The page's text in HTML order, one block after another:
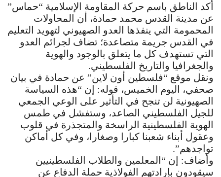
أكد الناطق باسم حركة المقاومة الإسلامية “حماس”
عن مدينة القدس محمد حمادة، أن المحاولات
المحمومة التي ينفذها العدو الصهيوني لتهويد التعليم
في القدس جريمة متصاعدة؛ تضاف لجرائم العدو
التي تستهدف كل ما يتعلق بالوجود والهوية
والجغرافيا والتاريخ الفلسطيني.
ونقل موقع “فلسطين أون لاين” عن حمادة في بيان
صحفي، اليوم الخميس، قوله: إن “هذه السياسة
الصهيونية لن تنجح في التأثير على الوعي الجمعي
للجيل الفلسطيني الصاعد، وستفشل في طمس
الهوية الفلسطينية الراسخة والمتجذرة في قلوب
وعقول أبناء شعبنا كبارا وصغارا، وفي كل أماكن
تواجدهم”.
وأضاف: إن “المعلمين والطلاب الفلسطينيين
سيقودون بإرادتهم الفولاذية حملة الدفاع عن